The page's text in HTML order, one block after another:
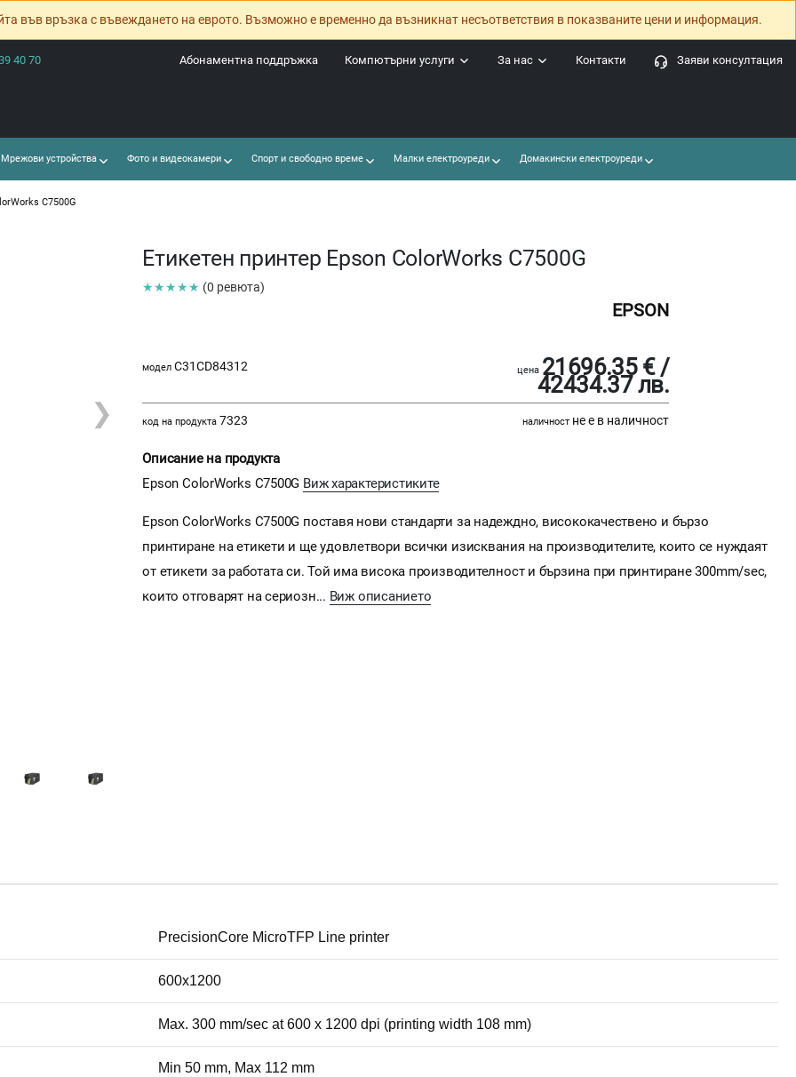
във връзка с въвеждането на еврото. Възможно е временно да възникнат несъответствия в показваните цени и информация.
40 70 Заяви консултация
Контакти
За нас
Компютърни услуги
Абонаментна поддръжка
устройства Фото и видеокамери Спорт и свободно време Малки електроуреди Домакински електроуреди
C7500G
❯
Етикетен принтер Epson ColorWorks C7500G
★★★★★ (0 ревюта)
EPSON
модел C31CD84312 цена 21696.35 € /
42434.37 лв.
код на продукта 7323 наличност не е в наличност
Описание на продукта
Epson ColorWorks C7500G Виж характеристиките
Epson ColorWorks C7500G поставя нови стандарти за надеждно, висококачествено и бързо
принтиране на етикети и ще удовлетвори всички изисквания на производителите, които се нуждаят
от етикети за работата си. Той има висока производителност и бързина при принтиране 300mm/sec,
които отговарят на сериозн... Виж описанието
PrecisionCore MicroTFP Line printer
600x1200
Max. 300 mm/sec at 600 x 1200 dpi (printing width 108 mm)
Min 50 mm, Max 112 mm